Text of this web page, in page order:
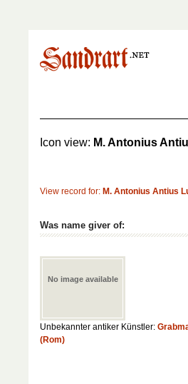
Icon view: M. Antonius
View record for: M. Antonius Antius
Was name giver of:
No image available
Unbekannter antiker Künstler:
(Rom)